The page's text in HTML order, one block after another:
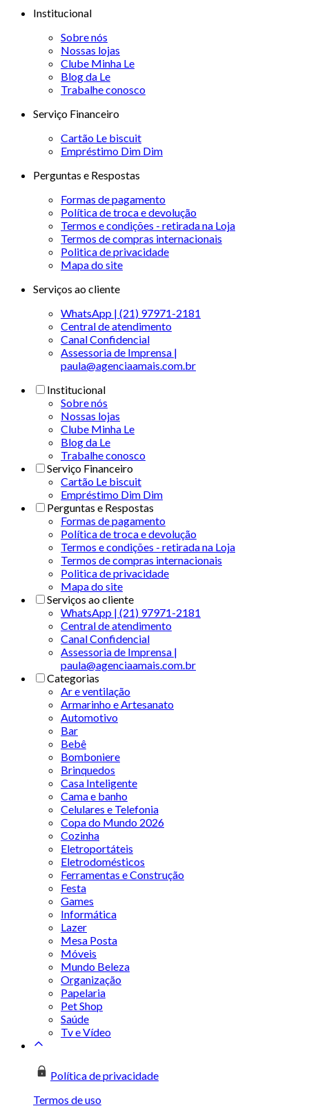
Institucional
Sobre nós
Nossas lojas
Clube Minha Le
Blog da Le
Trabalhe conosco
Serviço Financeiro
Cartão Le biscuit
Empréstimo Dim Dim
Perguntas e Respostas
Formas de pagamento
Política de troca e devolução
Termos e condições - retirada na Loja
Termos de compras internacionais
Politica de privacidade
Mapa do site
Serviços ao cliente
WhatsApp | (21) 97971-2181
Central de atendimento
Canal Confidencial
Assessoria de Imprensa |
paula@agenciaamais.com.br
Institucional
Sobre nós
Nossas lojas
Clube Minha Le
Blog da Le
Trabalhe conosco
Serviço Financeiro
Cartão Le biscuit
Empréstimo Dim Dim
Perguntas e Respostas
Formas de pagamento
Política de troca e devolução
Termos e condições - retirada na Loja
Termos de compras internacionais
Politica de privacidade
Mapa do site
Serviços ao cliente
WhatsApp | (21) 97971-2181
Central de atendimento
Canal Confidencial
Assessoria de Imprensa |
paula@agenciaamais.com.br
Categorias
Ar e ventilação
Armarinho e Artesanato
Automotivo
Bar
Bebê
Bomboniere
Brinquedos
Casa Inteligente
Cama e banho
Celulares e Telefonia
Copa do Mundo 2026
Cozinha
Eletroportáteis
Eletrodomésticos
Ferramentas e Construção
Festa
Games
Informática
Lazer
Mesa Posta
Móveis
Mundo Beleza
Organização
Papelaria
Pet Shop
Saúde
Tv e Vídeo
Política de privacidade
Termos de uso